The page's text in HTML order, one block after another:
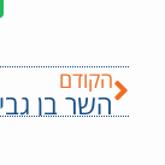
הקודם